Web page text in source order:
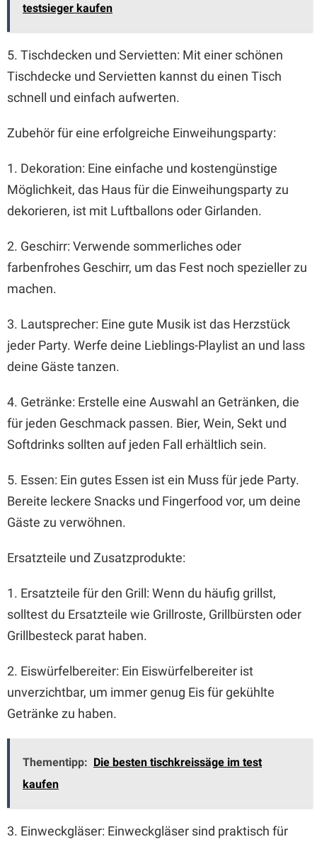
testsieger kaufen
5. Tischdecken und Servietten: Mit einer schönen
Tischdecke und Servietten kannst du einen Tisch
schnell und einfach aufwerten.
Zubehör für eine erfolgreiche Einweihungsparty:
1. Dekoration: Eine einfache und kostengünstige
Möglichkeit, das Haus für die Einweihungsparty zu
dekorieren, ist mit Luftballons oder Girlanden.
2. Geschirr: Verwende sommerliches oder
farbenfrohes Geschirr, um das Fest noch spezieller zu
machen.
3. Lautsprecher: Eine gute Musik ist das Herzstück
jeder Party. Werfe deine Lieblings-Playlist an und lass
deine Gäste tanzen.
4. Getränke: Erstelle eine Auswahl an Getränken, die
für jeden Geschmack passen. Bier, Wein, Sekt und
Softdrinks sollten auf jeden Fall erhältlich sein.
5. Essen: Ein gutes Essen ist ein Muss für jede Party.
Bereite leckere Snacks und Fingerfood vor, um deine
Gäste zu verwöhnen.
Ersatzteile und Zusatzprodukte:
1. Ersatzteile für den Grill: Wenn du häufig grillst,
solltest du Ersatzteile wie Grillroste, Grillbürsten oder
Grillbesteck parat haben.
2. Eiswürfelbereiter: Ein Eiswürfelbereiter ist
unverzichtbar, um immer genug Eis für gekühlte
Getränke zu haben.
Thementipp: Die besten tischkreissäge im test
kaufen
3. Einweckgläser: Einweckgläser sind praktisch für